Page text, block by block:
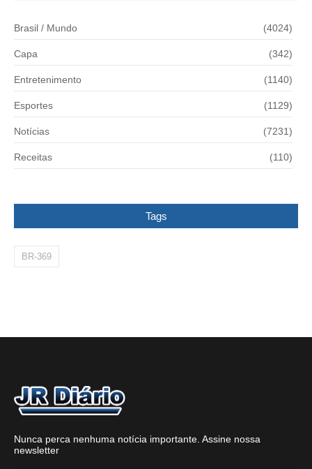
Brasil / Mundo (4024)
Capa (342)
Entretenimento (1140)
Esportes (1129)
Notícias (7231)
Receitas (110)
Tags
BR-369
Nunca perca nenhuma notícia importante. Assine nossa
newsletter